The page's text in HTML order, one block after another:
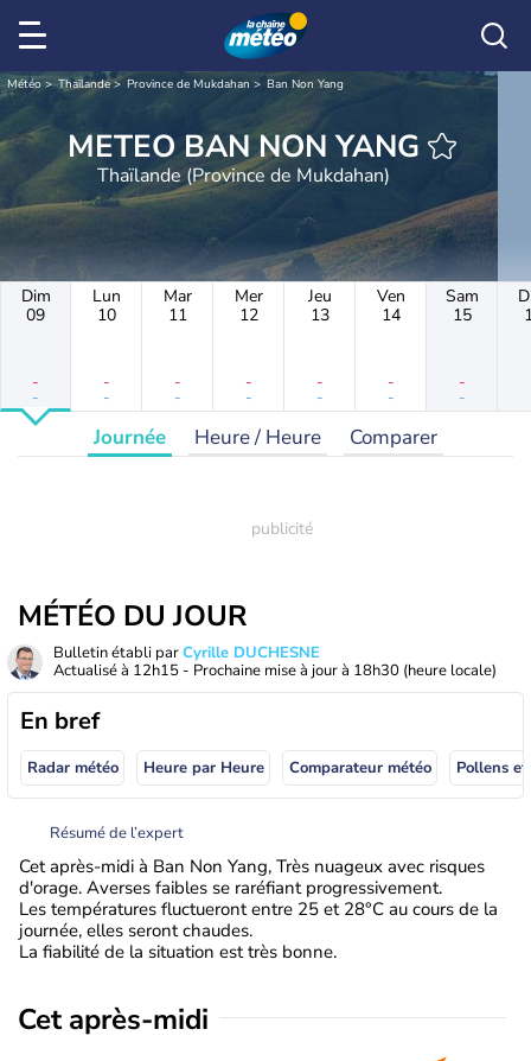
Météo Thaïlande Province de Mukdahan Ban Non Yang
METEO BAN NON YANG
Thaïlande (Province de Mukdahan)
Dim
09
-
-
Lun
10
-
-
Mar
11
-
-
Mer
12
-
-
Jeu
13
-
-
Ven
14
-
-
Sam
15
-
-
Journée Heure / Heure Comparer
MÉTÉO DU JOUR
Bulletin établi parCyrille DUCHESNE
Actualisé à 12h15 - Prochaine mise à jour à 18h30 (heure locale)
En bref
Radar météo Heure par Heure Comparateur météo Pollens
Résumé de l’expert
Cet après-midi à Ban Non Yang, Très nuageux avec risques
d'orage. Averses faibles se raréfiant progressivement.
Les températures fluctueront entre 25 et 28°C au cours de la
journée, elles seront chaudes.
La fiabilité de la situation est très bonne.
Cet après-midi